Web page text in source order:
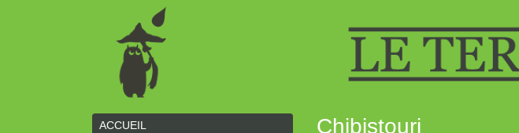
ACCUEIL Chibistouri